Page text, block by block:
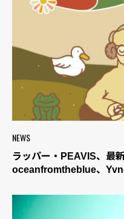
NEWS
ラッパー・PEAVIS、最
oceanfromtheblue、